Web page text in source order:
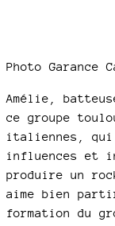
Photo Garance
Amélie,
ce groupe
italiennes, qui
influences et
produire un
aime bien
formation du